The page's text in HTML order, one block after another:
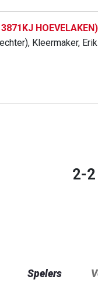
HOEVELAKEN)
Kleermaker,
2-2
Spelers